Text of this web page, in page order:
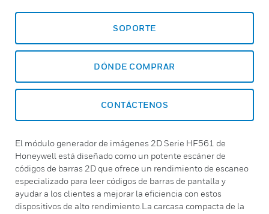
SOPORTE
DÓNDE COMPRAR
CONTÁCTENOS
El módulo generador de imágenes 2D Serie HF561 de
Honeywell está diseñado como un potente escáner de
códigos de barras 2D que ofrece un rendimiento de escaneo
especializado para leer códigos de barras de pantalla y
ayudar a los clientes a mejorar la eficiencia con estos
dispositivos de alto rendimiento.La carcasa compacta de la